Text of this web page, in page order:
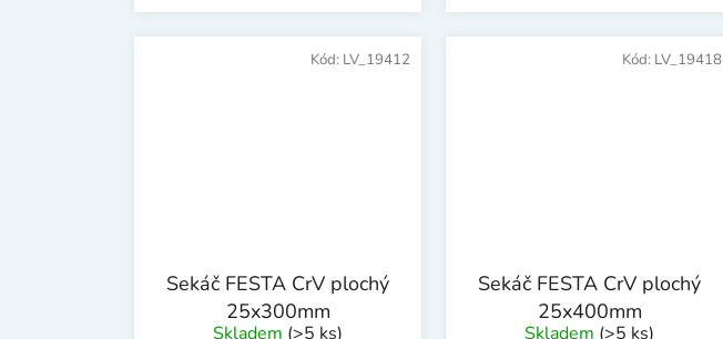
Sekáč FESTA CrV plochý
25x300mm
Skladem (>5 ks)
Kód: LV_19412
Sekáč FESTA CrV plochý
25x400mm
Skladem (>5 ks)
Kód: LV_19418